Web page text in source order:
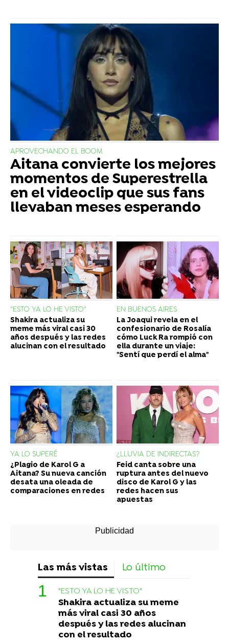
APROVECHANDO EL BOOM
Aitana convierte los mejores
momentos de Superestrella
en el videoclip que sus fans
llevaban meses esperando
"ESTO YA LO HE VISTO"
Shakira actualiza su
meme más viral casi 30
años después y las redes
alucinan con el resultado
EN BUENOS AIRES
La Joaqui revela en el
confesionario de Rosalía
cómo Luck Ra rompió con
ella durante un viaje:
"Sentí que perdí el alma"
YA LO SUPERÉ
¿Plagio de Karol G a
Aitana? Su nueva canción
desata una oleada de
comparaciones en redes
¿LLUVIA DE INDIRECTAS?
Feid canta sobre una
ruptura antes del nuevo
disco de Karol G y las
redes hacen sus
apuestas
Las más vistas Lo último
"ESTO YA LO HE VISTO"
Shakira actualiza su meme
más viral casi 30 años
después y las redes alucinan
con el resultado